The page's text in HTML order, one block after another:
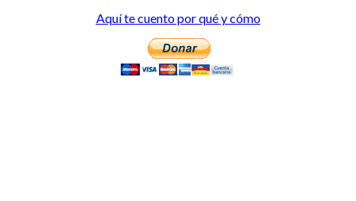
Aquí te cuento por qué y cómo